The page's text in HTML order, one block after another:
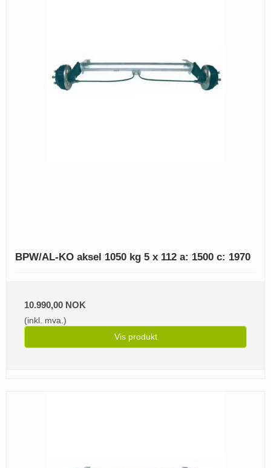
BPW/AL-KO aksel 1050 kg 5 x 112 a: 1500 c: 1970
10.990,00 NOK
(inkl. mva.)
Vis produkt